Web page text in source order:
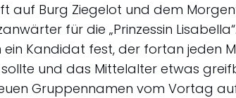
auf Burg Ziegelot und dem
für die „Prinzessin
Kandidat fest, der fortan jeden
und das Mittelalter etwas
Gruppennamen vom Vortag